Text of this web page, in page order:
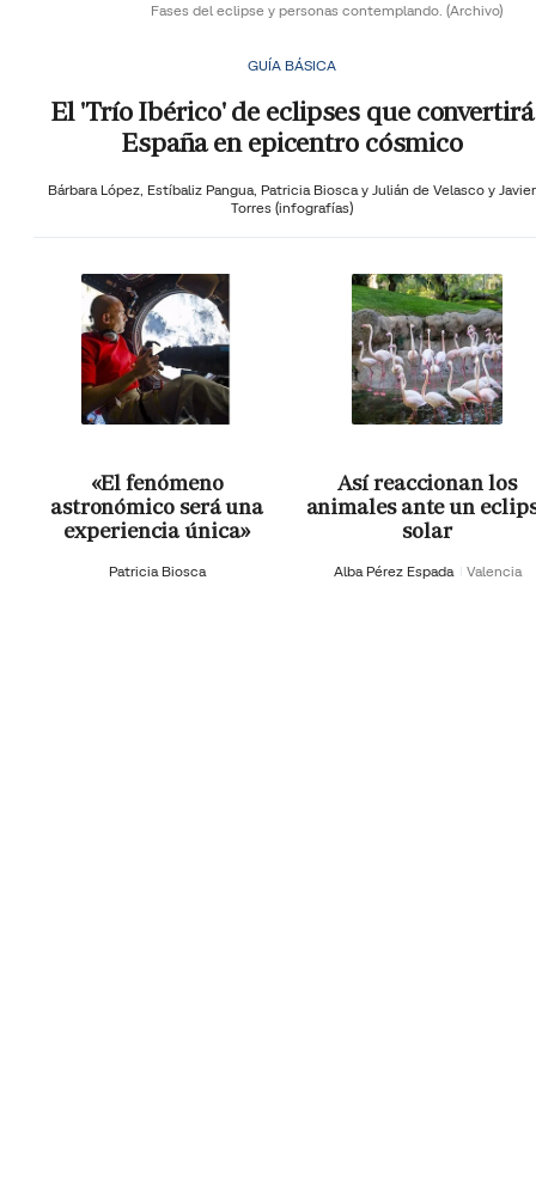
Fases del eclipse y personas contemplando. (Archivo)
GUÍA BÁSICA
El 'Trío Ibérico' de eclipses que convertirá
España en epicentro cósmico
Bárbara López, Estíbaliz Pangua, Patricia Biosca y Julián de Velasco y Javier
Torres (infografías)
«El fenómeno
astronómico será una
experiencia única»
Patricia Biosca
Así reaccionan los
animales ante un
solar
Alba Pérez Espada Valencia